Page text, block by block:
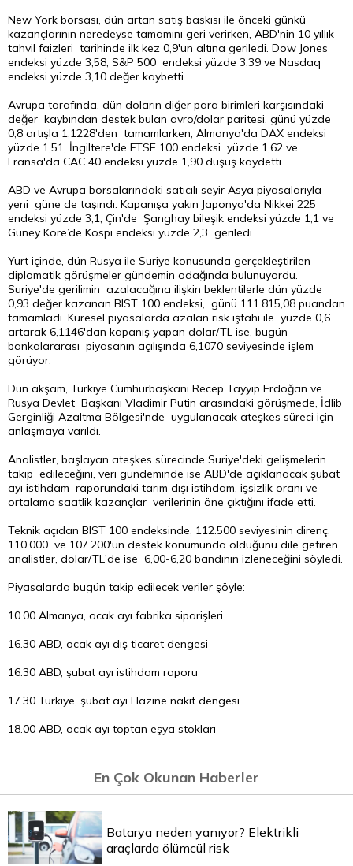
New York borsası, dün artan satış baskısı ile önceki günkü
kazançlarının neredeyse tamamını geri verirken, ABD'nin 10 yıllık
tahvil faizleri tarihinde ilk kez 0,9'un altına geriledi. Dow Jones
endeksi yüzde 3,58, S&P 500 endeksi yüzde 3,39 ve Nasdaq
endeksi yüzde 3,10 değer kaybetti.
Avrupa tarafında, dün doların diğer para birimleri karşısındaki
değer kaybından destek bulan avro/dolar paritesi, günü yüzde
0,8 artışla 1,1228'den tamamlarken, Almanya'da DAX endeksi
yüzde 1,51, İngiltere'de FTSE 100 endeksi yüzde 1,62 ve
Fransa'da CAC 40 endeksi yüzde 1,90 düşüş kaydetti.
ABD ve Avrupa borsalarındaki satıcılı seyir Asya piyasalarıyla
yeni güne de taşındı. Kapanışa yakın Japonya'da Nikkei 225
endeksi yüzde 3,1, Çin'de Şanghay bileşik endeksi yüzde 1,1 ve
Güney Kore’de Kospi endeksi yüzde 2,3 geriledi.
Yurt içinde, dün Rusya ile Suriye konusunda gerçekleştirilen
diplomatik görüşmeler gündemin odağında bulunuyordu.
Suriye'de gerilimin azalacağına ilişkin beklentilerle dün yüzde
0,93 değer kazanan BIST 100 endeksi, günü 111.815,08 puandan
tamamladı. Küresel piyasalarda azalan risk iştahı ile yüzde 0,6
artarak 6,1146'dan kapanış yapan dolar/TL ise, bugün
bankalararası piyasanın açılışında 6,1070 seviyesinde işlem
görüyor.
Dün akşam, Türkiye Cumhurbaşkanı Recep Tayyip Erdoğan ve
Rusya Devlet Başkanı Vladimir Putin arasındaki görüşmede, İdlib
Gerginliği Azaltma Bölgesi'nde uygulanacak ateşkes süreci için
anlaşmaya varıldı.
Analistler, başlayan ateşkes sürecinde Suriye'deki gelişmelerin
takip edileceğini, veri gündeminde ise ABD'de açıklanacak şubat
ayı istihdam raporundaki tarım dışı istihdam, işsizlik oranı ve
ortalama saatlik kazançlar verilerinin öne çıktığını ifade etti.
Teknik açıdan BIST 100 endeksinde, 112.500 seviyesinin direnç,
110.000 ve 107.200'ün destek konumunda olduğunu dile getiren
analistler, dolar/TL'de ise 6,00-6,20 bandının izleneceğini söyledi.
Piyasalarda bugün takip edilecek veriler şöyle:
10.00 Almanya, ocak ayı fabrika siparişleri
16.30 ABD, ocak ayı dış ticaret dengesi
16.30 ABD, şubat ayı istihdam raporu
17.30 Türkiye, şubat ayı Hazine nakit dengesi
18.00 ABD, ocak ayı toptan eşya stokları
En Çok Okunan Haberler
Batarya neden yanıyor? Elektrikli
araçlarda ölümcül risk